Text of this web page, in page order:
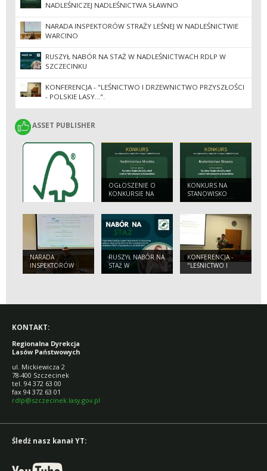
NADLEŚNICZEJ NADLEŚNICTWA SŁAWNO
NARADA INSPEKTORÓW STRAŻY LEŚNEJ W NADLEŚNICTWIE
WARCINO
RUSZYŁ NABÓR NA STAŻ W NADLEŚNICTWACH RDLP W
SZCZECINKU
KONFERENCJA - "LEŚNICTWO I DRZEWNICTWO PRZYSZŁOŚCI
- POLSKIE LASY...".
ASSET PUBLISHER
ASSET PUBLISHER
OGŁOSZENIE O
KONKURSIE NA
STANOWISKO:
NADLEŚNICZEJ
NADLEŚNICTWA
MIASTKO
KONKURS NA
STANOWISKO
NADLEŚNICZEGO/
NADLEŚNICTWA
SŁAWNO
NARADA
INSPEKTORÓW
STRAŻY LEŚNEJ W
RUSZYŁ NABÓR NA
STAŻ W
NADLEŚNICTWACH
KONFERENCJA -
"LEŚNICTWO I
DRZEWNICTWO
KONTAKT:
Regionalna Dyrekcja
Lasów Państwowych
ul. Mickiewicza 2
78-400 Szczecinek
tel. 94 372 63 00
fax 94 372 63 01
rdlp@szczecinek.lasy.gov.pl
Śledź nasz kanał YT: